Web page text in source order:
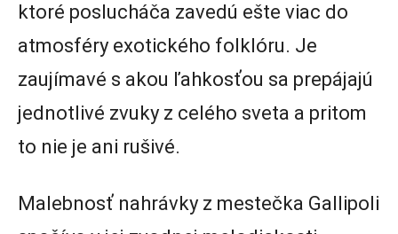
ktoré poslucháča zavedú ešte viac do
atmosféry exotického folklóru. Je
zaujímavé s akou ľahkosťou sa prepájajú
jednotlivé zvuky z celého sveta a pritom
to nie je ani rušivé.
Malebnosť nahrávky z mestečka Gallipoli